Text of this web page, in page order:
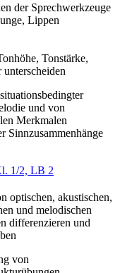
der Sprechwerkzeuge
Lippen
Tonstärke,
unterscheiden
und von
Merkmalen
Sinnzusammenhänge
1/2, LB 2
optischen, akustischen,
und melodischen
differenzieren und
von